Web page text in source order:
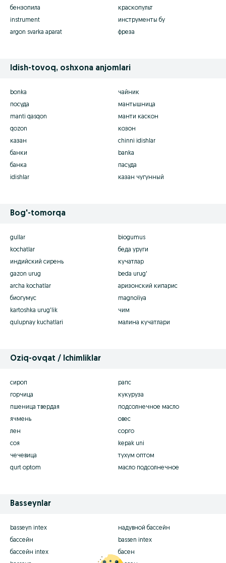
бензопила
instrument
argon svarka aparat
краскопульт
инструменты бу
фреза
Idish-tovoq, oshxona anjomlari
bonka
посуда
manti qasqon
qozon
казан
банки
банка
idishlar
чайник
мантышница
манти каскон
козон
chinni idishlar
banka
пасуда
казан чугунный
Bog'-tomorqa
gullar
kochatlar
индийский сирень
gazon urug
archa kochatlar
биогумус
kartoshka urug'lik
qulupnay kuchatlari
biogumus
беда уруги
кучатлар
beda urug'
аризонский кипарис
magnoliya
чим
малина кучатлари
Oziq-ovqat / Ichimliklar
сироп
горчица
пшеница твердая
ячмень
лен
соя
чечевица
qurt optom
рапс
кукуруза
подсолнечное масло
овес
сорго
kepak uni
тухум оптом
масло подсолнечное
Basseynlar
basseyn intex
бассейн
бассейн intex
надувной бассейн
bassen intex
басен